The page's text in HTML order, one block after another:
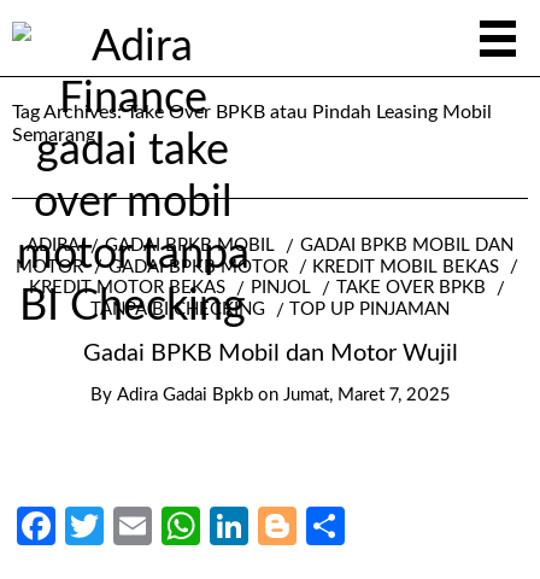
Tag Archives:Take Over BPKB atau Pindah Leasing Mobil
Semarang
ADIRA GADAI BPKB MOBIL
GADAI BPKB MOBIL DAN
MOTOR
GADAI BPKB MOTOR
KREDIT MOBIL BEKAS
KREDIT MOTOR BEKAS
PINJOL
TAKE OVER BPKB
TANPA BI CHECKING
TOP UP PINJAMAN
Gadai BPKB Mobil dan Motor Wujil
By Adira Gadai Bpkb on Jumat, Maret 7, 2025
Facebook
Twitter
EmailWhatsApp
LinkedIn
Blogger